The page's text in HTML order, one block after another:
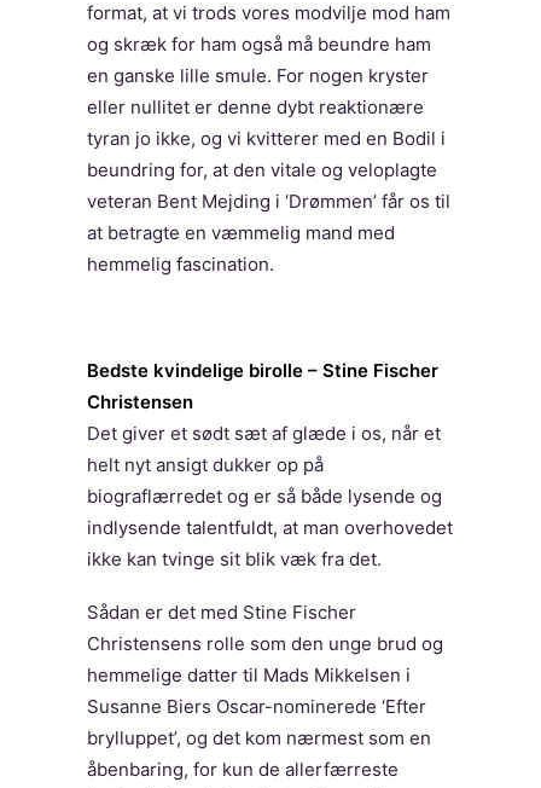
format, at vi trods vores modvilje mod ham
og skræk for ham også må beundre ham
en ganske lille smule. For nogen kryster
eller nullitet er denne dybt reaktionære
tyran jo ikke, og vi kvitterer med en Bodil i
beundring for, at den vitale og veloplagte
veteran Bent Mejding i ‘Drømmen’ får os til
at betragte en væmmelig mand med
hemmelig fascination.
Bedste kvindelige birolle – Stine Fischer
Christensen
Det giver et sødt sæt af glæde i os, når et
helt nyt ansigt dukker op på
biograflærredet og er så både lysende og
indlysende talentfuldt, at man overhovedet
ikke kan tvinge sit blik væk fra det.
Sådan er det med Stine Fischer
Christensens rolle som den unge brud og
hemmelige datter til Mads Mikkelsen i
Susanne Biers Oscar-nominerede ‘Efter
brylluppet’, og det kom nærmest som en
åbenbaring, for kun de allerfærreste